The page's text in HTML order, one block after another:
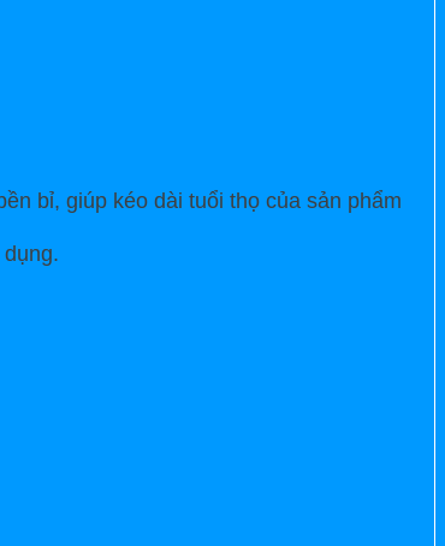
bỉ, giúp kéo dài tuổi thọ của sản phẩm